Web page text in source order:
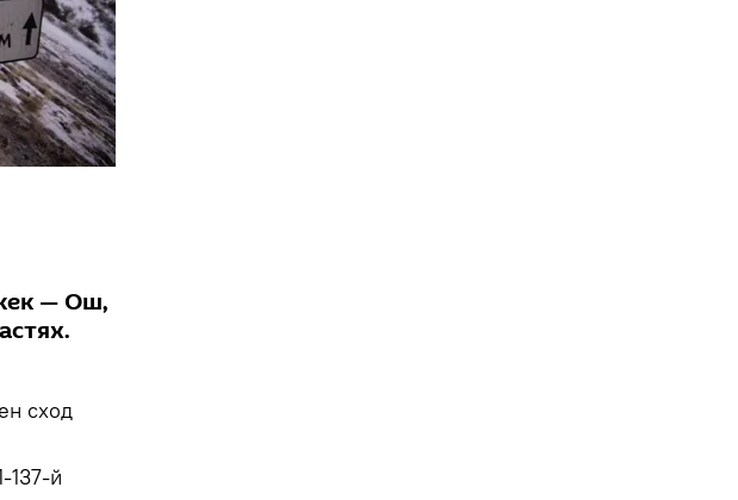
— Ош,
сход
137-й